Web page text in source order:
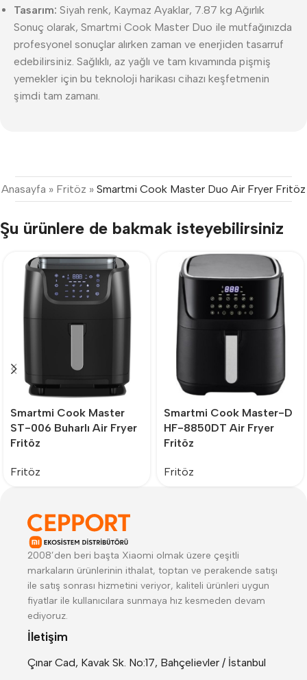
Tasarım: Siyah renk, Kaymaz Ayaklar, 7.87 kg Ağırlık
Sonuç olarak, Smartmi Cook Master Duo ile mutfağınızda
profesyonel sonuçlar alırken zaman ve enerjiden tasarruf
edebilirsiniz. Sağlıklı, az yağlı ve tam kıvamında pişmiş
yemekler için bu teknoloji harikası cihazı keşfetmenin
şimdi tam zamanı.
Anasayfa » Fritöz » Smartmi Cook Master Duo Air Fryer Fritöz
Şu ürünlere de bakmak isteyebilirsiniz
Smartmi Cook Master
ST-006 Buharlı Air Fryer
Fritöz
Fritöz
Smartmi Cook Master-D
HF-8850DT Air Fryer
Fritöz
Fritöz
2008’den beri başta Xiaomi olmak üzere çeşitli
markaların ürünlerinin ithalat, toptan ve perakende satışı
ile satış sonrası hizmetini veriyor, kaliteli ürünleri uygun
fiyatlar ile kullanıcılara sunmaya hız kesmeden devam
ediyoruz.
İletişim
Çınar Cad, Kavak Sk. No:17, Bahçelievler / İstanbul